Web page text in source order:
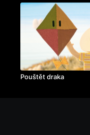
Pouštět draka